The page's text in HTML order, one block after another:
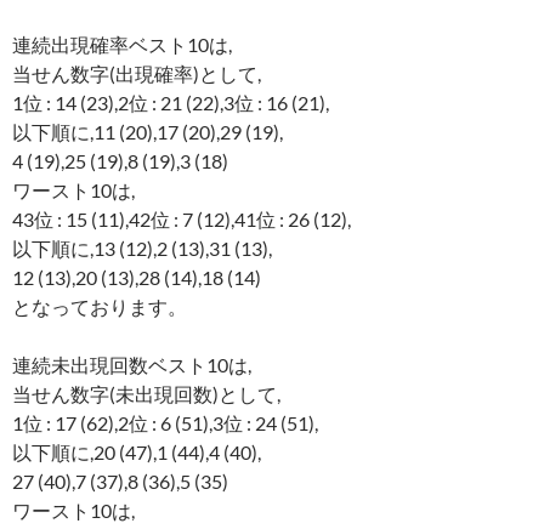
連続出現確率ベスト10は,
当せん数字(出現確率)として,
1位 : 14 (23),2位 : 21 (22),3位 : 16 (21),
以下順に,11 (20),17 (20),29 (19),
4 (19),25 (19),8 (19),3 (18)
ワースト10は,
43位 : 15 (11),42位 : 7 (12),41位 : 26 (12),
以下順に,13 (12),2 (13),31 (13),
12 (13),20 (13),28 (14),18 (14)
となっております。
連続未出現回数ベスト10は,
当せん数字(未出現回数)として,
1位 : 17 (62),2位 : 6 (51),3位 : 24 (51),
以下順に,20 (47),1 (44),4 (40),
27 (40),7 (37),8 (36),5 (35)
ワースト10は,